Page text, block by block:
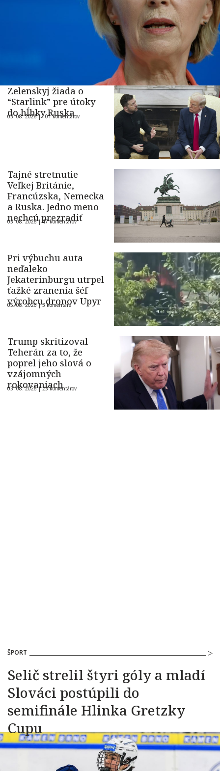
Zelenskyj žiada o
“Starlink” pre útoky
do hĺbky Ruska
05. 08. 2026 |101 komentárov
Tajné stretnutie
Veľkej Británie,
Francúzska, Nemecka
a Ruska. Jedno meno
nechcú prezradiť
05. 08. 2026 |47 komentárov
Pri výbuchu auta
neďaleko
Jekaterinburgu utrpel
ťažké zranenia šéf
výrobcu dronov Upyr
05. 08. 2026 |3 komentáre
Trump skritizoval
Teherán za to, že
poprel jeho slová o
vzájomných
rokovaniach
03. 08. 2026 |23 komentárov
ŠPORT